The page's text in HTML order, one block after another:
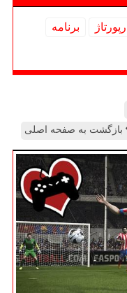
رپورتاژ
برنامه
بازگشت به صفحه اصلی